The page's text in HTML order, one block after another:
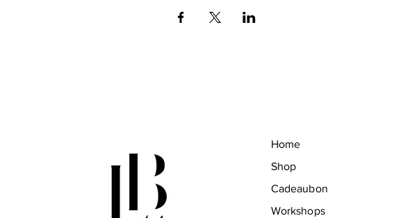
Home
Shop
Cadeaubon
Workshops